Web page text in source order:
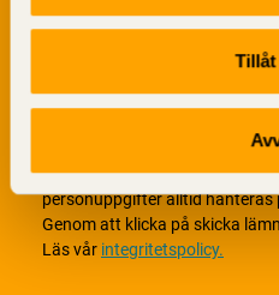
Vi värnar om personlig
personuppgifter alltid
Genom att klicka på skicka
Läs vår integritetspolicy.